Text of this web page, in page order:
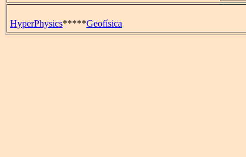
HyperPhysics*****Geofísica